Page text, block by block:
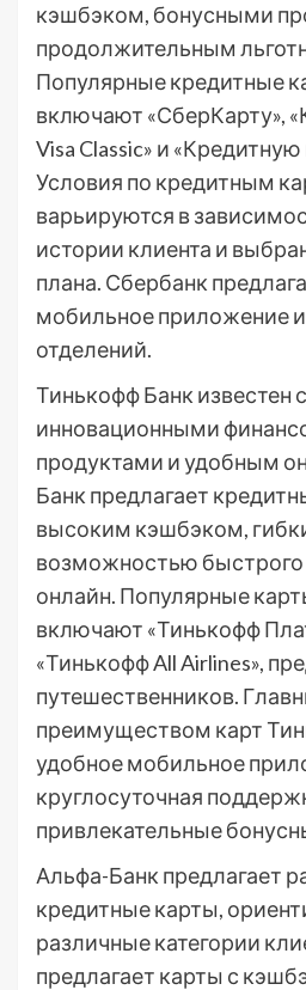
кэшбэком, бонусными
продолжительным
Популярные кредитные
включают «СберКарту»,
Visa Classic» и «Кредитную
Условия по кредитным
варьируются в
истории клиента и
плана. Сбербанк
мобильное приложение
отделений.
Тинькофф Банк известен
инновационными
продуктами и удобным
Банк предлагает
высоким кэшбэком,
возможностью
онлайн. Популярные
включают «Тинькофф
«Тинькофф All Airlines»,
путешественников.
преимуществом карт
удобное мобильное
круглосуточная
привлекательные
Альфа-Банк предлагает
кредитные карты,
различные категории
предлагает карты с